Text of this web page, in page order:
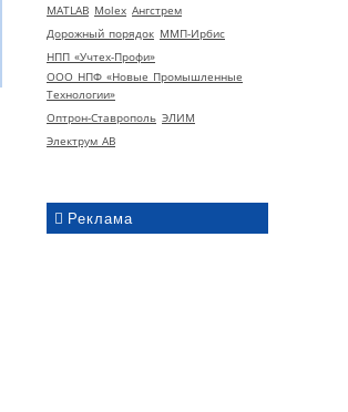
MATLAB Molex Ангстрем
Дорожный порядок ММП-Ирбис
НПП «Учтех-Профи»
ООО НПФ «Новые Промышленные
Технологии»
Оптрон-Ставрополь ЭЛИМ
Электрум АВ
Реклама